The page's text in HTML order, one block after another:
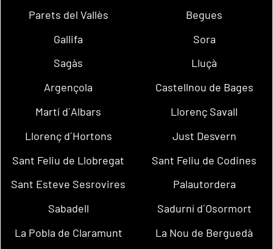
Parets del Vallès
Begues
Gallifa
Sora
Sagàs
Lluçà
Argençola
Castellnou de Bages
Martí d´Albars
Llorenç Savall
Llorenç d´Hortons
Just Desvern
Sant Feliu de Llobregat
Sant Feliu de Codines
Sant Esteve Sesrovires
Palautordera
Sabadell
Sadurní d´Osormort
La Pobla de Claramunt
La Nou de Berguedà